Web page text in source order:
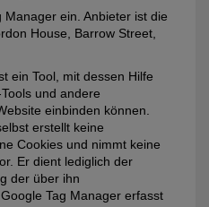
ein. Anbieter ist die
House, Barrow Street,
ein Tool, mit dessen Hilfe
und andere
einbinden können.
erstellt keine
Cookies und nimmt keine
Er dient lediglich der
der über ihn
Tag Manager erfasst